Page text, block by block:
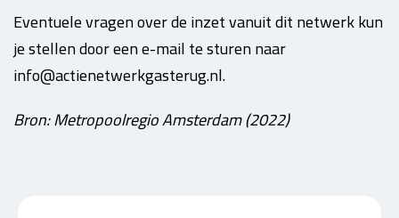
Eventuele vragen over de inzet vanuit dit netwerk kun
je stellen door een e-mail te sturen naar
info@actienetwerkgasterug.nl.
Bron: Metropoolregio Amsterdam (2022)